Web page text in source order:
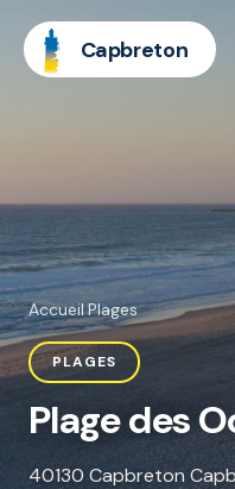
Capbreton
Accueil·Plages
PLAGES
Plage des
40130 Capbreton